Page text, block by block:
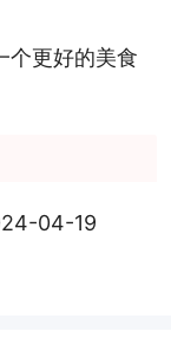
个更好的美食
04-19